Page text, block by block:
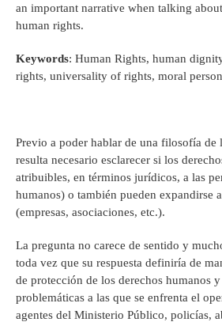
an important narrative when talking
human rights.
Keywords: Human Rights, human
rights, universality of rights, moral
Previo a poder hablar de una filosofía de
resulta necesario esclarecer si los
atribuibles, en términos jurídicos, a las
humanos) o también pueden expandirse
(empresas, asociaciones, etc.).
La pregunta no carece de sentido y
toda vez que su respuesta definiría de
de protección de los derechos humanos
problemáticas a las que se enfrenta el
agentes del Ministerio Público, policías,